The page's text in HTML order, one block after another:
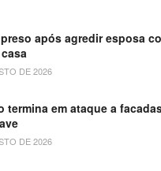
após agredir esposa
DE 2026
termina em ataque a
DE 2026